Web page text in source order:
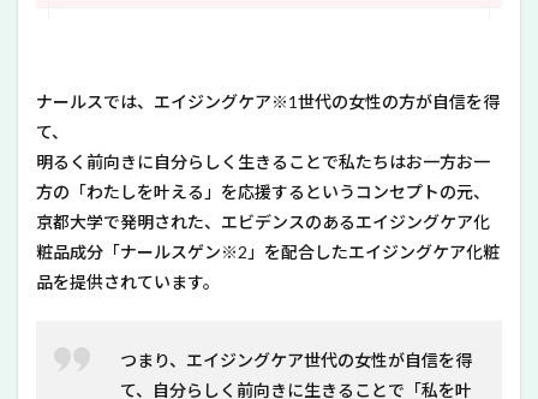
ナールスでは、エイジングケア※1世代の女性の方が自信を得
て、
明るく前向きに自分らしく生きることで私たちはお一方お一
方の「わたしを叶える」を応援するというコンセプトの元、
京都大学で発明された、エビデンスのあるエイジングケア化
粧品成分「ナールスゲン※2」を配合したエイジングケア化粧
品を提供されています。
つまり、エイジングケア世代の女性が自信を得
て、自分らしく前向きに生きることで「私を叶